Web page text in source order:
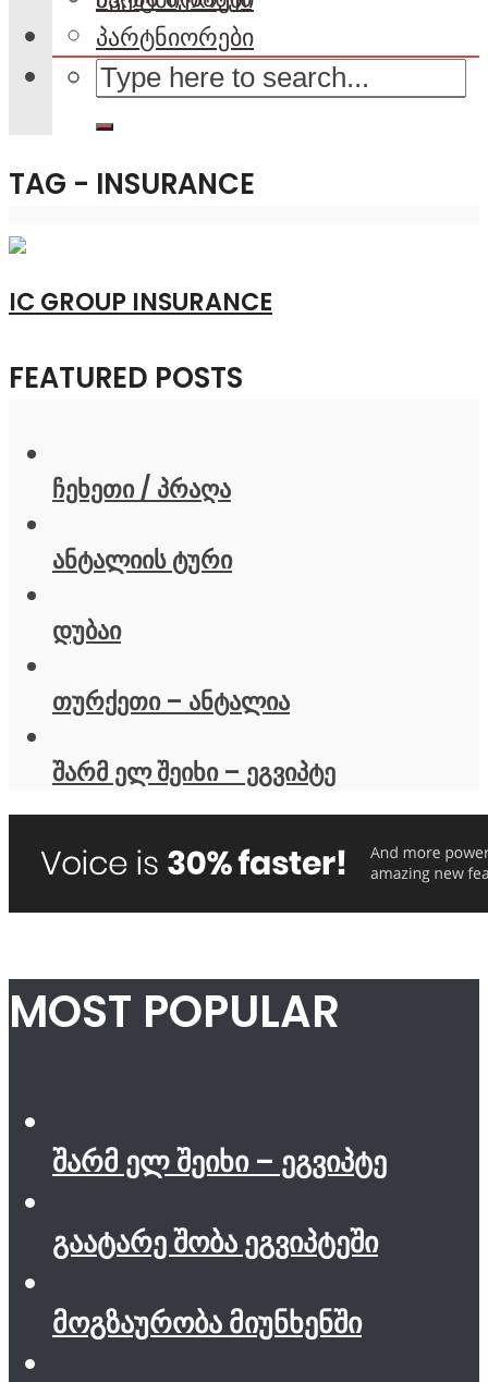
პარტნიორები
TAG - INSURANCE
IC GROUP INSURANCE
FEATURED POSTS
ჩეხეთი / პრაღა
ანტალიის ტური
დუბაი
თურქეთი – ანტალია
შარმ ელ შეიხი – ეგვიპტე
MOST POPULAR
შარმ ელ შეიხი – ეგვიპტე
გაატარე შობა ეგვიპტეში
მოგზაურობა მიუნხენში